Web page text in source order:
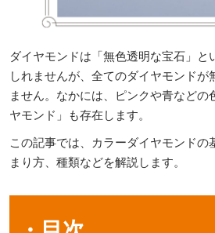
ダイヤモンドは「無色透明な宝石」と
しれませんが、全てのダイヤモンドが
ません。なかには、ピンクや青などの
ヤモンド」も存在します。
この記事では、カラーダイヤモンドの
まり方、種類などを解説します。